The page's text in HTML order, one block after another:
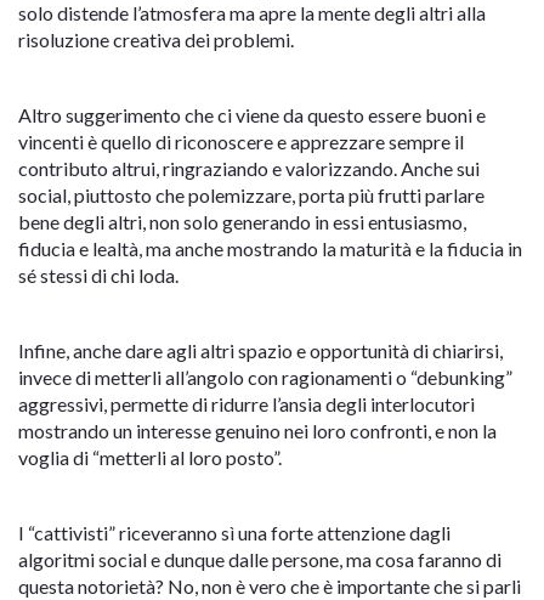
solo distende l’atmosfera ma apre la mente degli altri alla
risoluzione creativa dei problemi.
Altro suggerimento che ci viene da questo essere buoni e
vincenti è quello di riconoscere e apprezzare sempre il
contributo altrui, ringraziando e valorizzando. Anche sui
social, piuttosto che polemizzare, porta più frutti parlare
bene degli altri, non solo generando in essi entusiasmo,
fiducia e lealtà, ma anche mostrando la maturità e la fiducia in
sé stessi di chi loda.
Infine, anche dare agli altri spazio e opportunità di chiarirsi,
invece di metterli all’angolo con ragionamenti o “debunking”
aggressivi, permette di ridurre l’ansia degli interlocutori
mostrando un interesse genuino nei loro confronti, e non la
voglia di “metterli al loro posto”.
I “cattivisti” riceveranno sì una forte attenzione dagli
algoritmi social e dunque dalle persone, ma cosa faranno di
questa notorietà? No, non è vero che è importante che si parli